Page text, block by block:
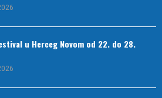
u Herceg Novom od 22. do 28.